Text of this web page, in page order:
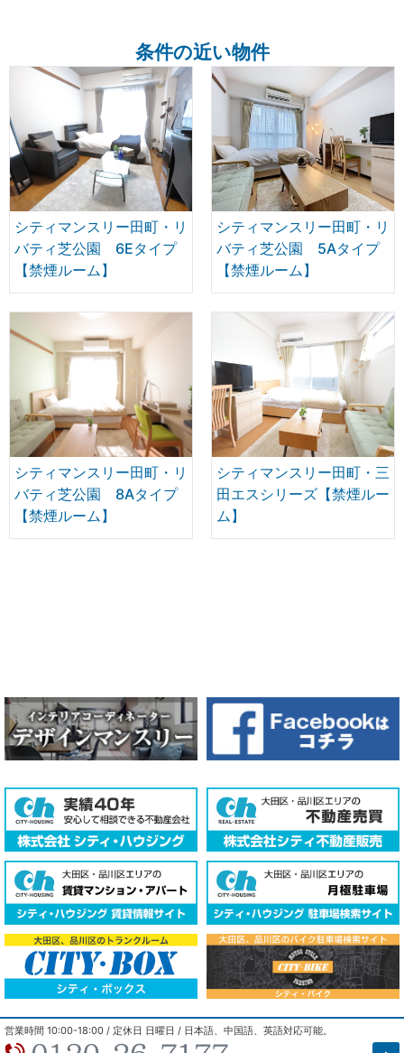
条件の近い物件
シティマンスリー田町・リ
バティ芝公園 6Eタイプ
【禁煙ルーム】
シティマンスリー田町・リ
バティ芝公園 5Aタイプ
【禁煙ルーム】
シティマンスリー田町・リ
バティ芝公園 8Aタイプ
【禁煙ルーム】
シティマンスリー田町・三
田エスシリーズ【禁煙ルー
ム】
COPYRIGHT © 2018 - 2026 cityhousing Co.,LTD. ALL RIGHTS
RESERVED.
営業時間 10:00-18:00 / 定休日 日曜日 / 日本語、中国語、英語対応可能。